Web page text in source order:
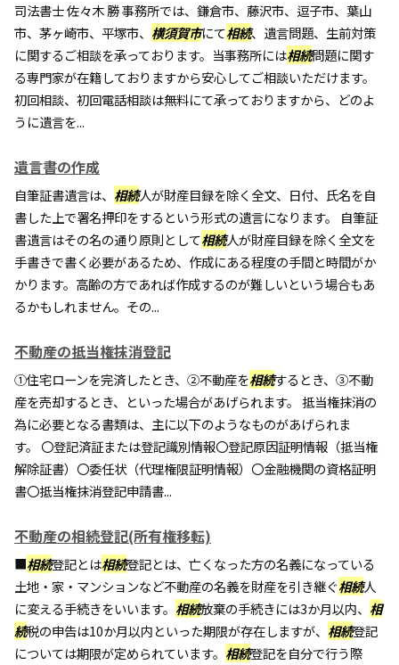
司法書士 佐々木 勝 事務所では、鎌倉市、藤沢市、逗子市、葉山
市、茅ヶ崎市、平塚市、 横須賀市にて相続、遺言問題、生前対策
に関するご相談を承っております。当事務所には相続問題に関す
る専門家が在籍しておりますから安心してご相談いただけます。
初回相談、初回電話相談は無料にて承っておりますから、どのよ
うに遺言を...
遺言書の作成
自筆証書遺言は、 相続人が財産目録を除く全文、日付、氏名を自
書した上で署名押印をするという形式の遺言になります。 自筆証
書遺言はその名の通り原則として相続人が財産目録を除く全文を
手書きで書く必要があるため、作成にある程度の手間と時間がか
かります。高齢の方であれば作成するのが難しいという場合もあ
るかもしれません。その...
不動産の抵当権抹消登記
①住宅ローンを完済したとき、②不動産を相続するとき、③不動
産を売却するとき、といった場合があげられます。 抵当権抹消の
為に必要となる書類は、主に以下のようなものがあげられま
す。 〇登記済証または登記識別情報〇登記原因証明情報（抵当権
解除証書）〇委任状（代理権限証明情報）〇金融機関の資格証明
書〇抵当権抹消登記申請書...
不動産の相続登記(所有権移転)
■相続登記とは相続登記とは、亡くなった方の名義になっている
土地・家・マンションなど不動産の名義を財産を引き継ぐ相続人
に変える手続きをいいます。 相続放棄の手続きには3か月以内、 相
続税の申告は10か月以内といった期限が存在しますが、 相続登記
については期限が定められています。 相続登記を自分で行う際